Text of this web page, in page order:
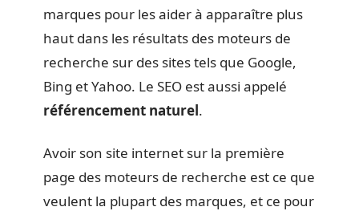
marques pour les aider à apparaître plus
haut dans les résultats des moteurs de
recherche sur des sites tels que Google,
Bing et Yahoo. Le SEO est aussi appelé
référencement naturel.
Avoir son site internet sur la première
page des moteurs de recherche est ce que
veulent la plupart des marques, et ce pour